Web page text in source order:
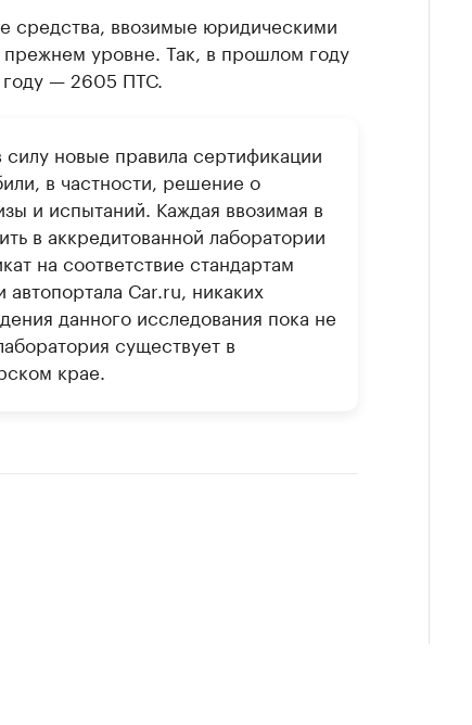
средства, ввозимые юридическими
прежнем уровне. Так, в прошлом году
— 2605 ПТС.
новые правила сертификации
в частности, решение о
и испытаний. Каждая ввозимая в
в аккредитованной лаборатории
на соответствие стандартам
Сar.ru, никаких
данного исследования пока не
существует в
крае.